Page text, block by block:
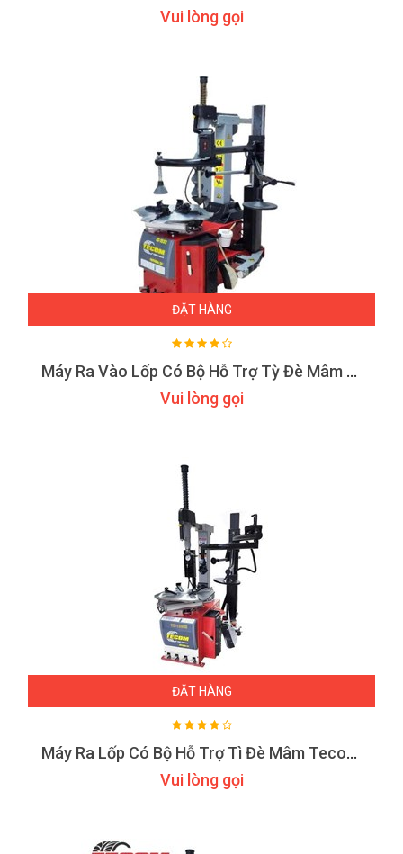
Vui lòng gọi
ĐẶT HÀNG
Máy Ra Vào Lốp Có Bộ Hỗ Trợ Tỳ Đè Mâm Tecom TC 1528
Vui lòng gọi
ĐẶT HÀNG
Máy Ra Lốp Có Bộ Hỗ Trợ Tì Đè Mâm Tecom TC-1200E
Vui lòng gọi